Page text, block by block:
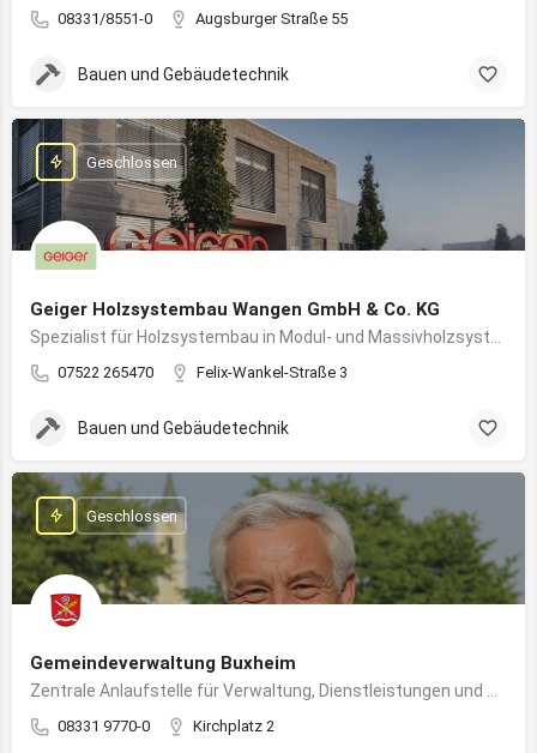
08331/8551-0 Augsburger Straße 55
Bauen und Gebäudetechnik
Geiger Holzsystembau Wangen GmbH & Co. KG
07522 265470 Felix-Wankel-Straße 3
Geschlossen
Bauen und Gebäudetechnik
Gemeindeverwaltung Buxheim
08331 9770-0 Kirchplatz 2
Geschlossen